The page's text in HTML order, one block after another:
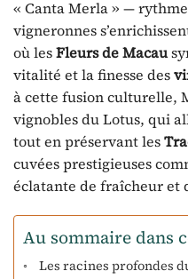
« Canta Merla » —
vigneronnes
où lesFleurs de Macau
vitalité et la finesse des
à cette fusion culturelle,
vignobles du Lotus, qui
tout en préservant les
cuvées prestigieuses
éclatante de fraîcheur et
Au sommaire dans
Les racines profondes